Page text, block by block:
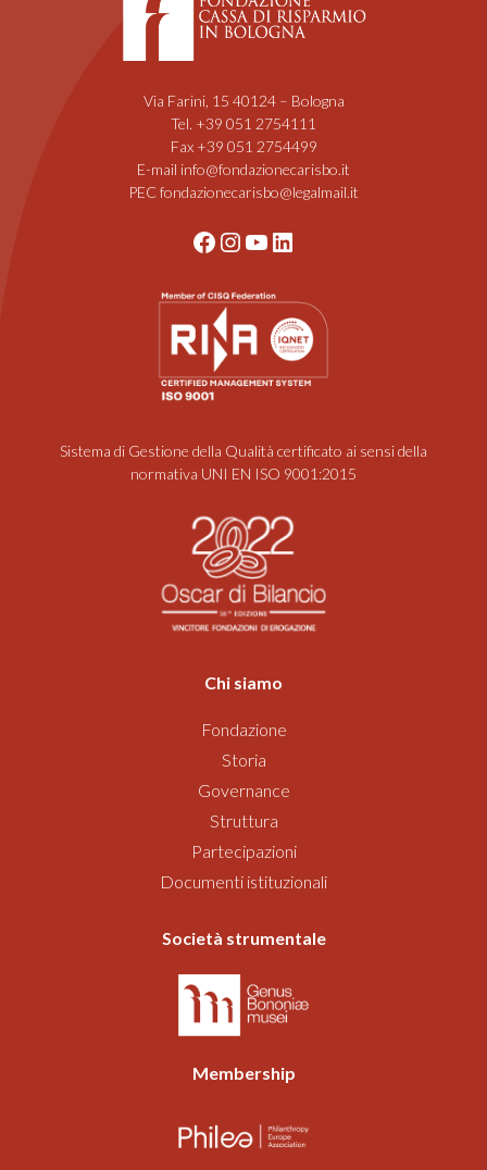
Via Farini, 15 40124 – Bologna
Tel. +39 051 2754111
Fax +39 051 2754499
E-mail info@fondazionecarisbo.it
PEC fondazionecarisbo@legalmail.it
Facebook
Instagram
YouTube
LinkedIn
Sistema di Gestione della Qualità certificato ai sensi della
normativa UNI EN ISO 9001:2015
Chi siamo
Fondazione
Storia
Governance
Struttura
Partecipazioni
Documenti istituzionali
Società strumentale
Membership